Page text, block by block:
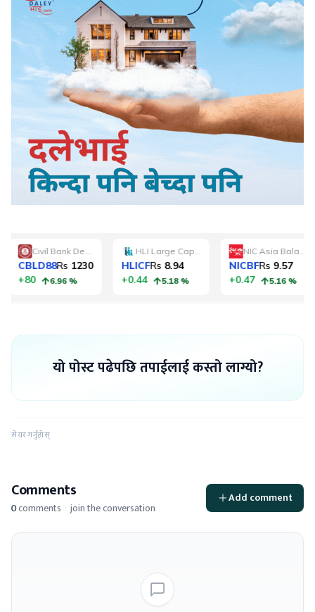
यो पोस्ट पढेपछि तपाईलाई कस्तो लाग्यो?
सेयर गर्नुहोस्
Comments
0comments · join the conversation
Add comment